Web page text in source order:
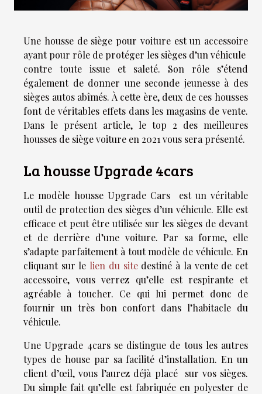
Une housse de siège pour voiture est un accessoire
ayant pour rôle de protéger les sièges d’un véhicule
contre toute issue et saleté. Son rôle s’étend
également de donner une seconde jeunesse à des
sièges autos abîmés. À cette ère, deux de ces housses
font de véritables effets dans les magasins de vente.
Dans le présent article, le top 2 des meilleures
housses de siège voiture en 2021 vous sera présenté.
La housse Upgrade 4cars
Le modèle housse Upgrade Cars est un véritable
outil de protection des sièges d’un véhicule. Elle est
efficace et peut être utilisée sur les sièges de devant
et de derrière d’une voiture. Par sa forme, elle
s’adapte parfaitement à tout modèle de véhicule. En
cliquant sur le lien du sitedestiné à la vente de cet
accessoire, vous verrez qu’elle est respirante et
agréable à toucher. Ce qui lui permet donc de
fournir un très bon confort dans l’habitacle du
véhicule.
Une Upgrade 4cars se distingue de tous les autres
types de house par sa facilité d’installation. En un
client d’œil, vous l’aurez déjà placé sur vos sièges.
Du simple fait qu’elle est fabriquée en polyester de